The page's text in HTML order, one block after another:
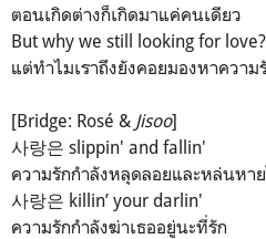
ตอนเกิดต่างก็เกิดมาแค่คนเดียว
But why we still looking for love?
แต่ทำไมเราถึงยังคอยมองหาควา
[Bridge: Rosé & Jisoo]
사랑은 slippin' and fallin'
ความรักกำลังหลุดลอยและหล่นหา
사랑은 killin’ your darlin'
ความรักกำลังฆ่าเธออยู่นะที่รัก